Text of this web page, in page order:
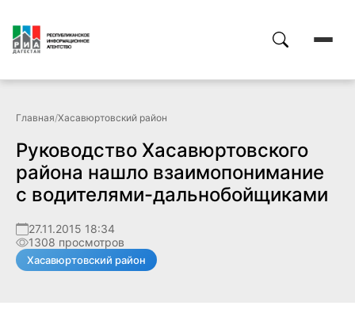
Главная/Хасавюртовский район
Руководство Хасавюртовского
района нашло взаимопонимание
с водителями-дальнобойщиками
27.11.2015 18:34
1308 просмотров
Хасавюртовский район